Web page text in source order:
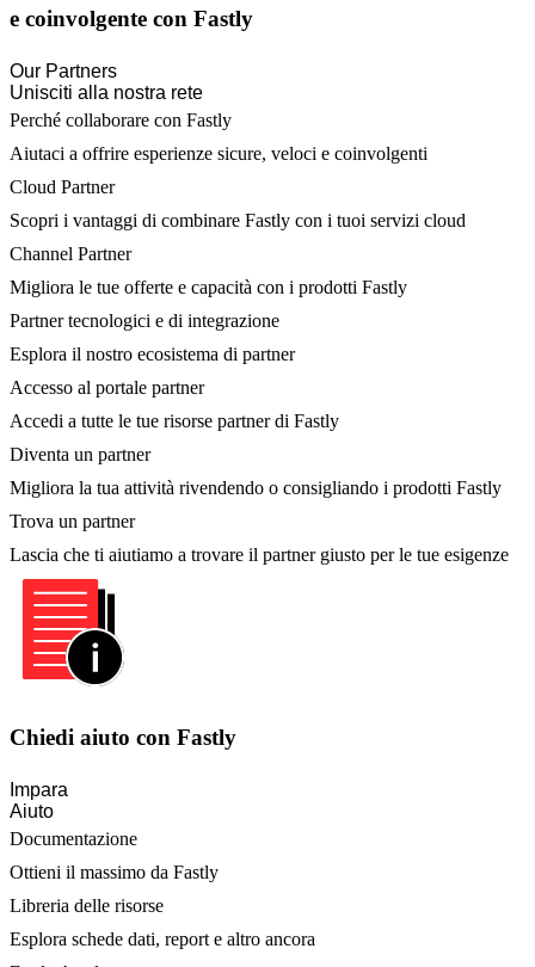
e coinvolgente con Fastly
Our Partners
Unisciti alla nostra rete
Perché collaborare con Fastly
Aiutaci a offrire esperienze sicure, veloci e coinvolgenti
Cloud Partner
Scopri i vantaggi di combinare Fastly con i tuoi servizi cloud
Channel Partner
Migliora le tue offerte e capacità con i prodotti Fastly
Partner tecnologici e di integrazione
Esplora il nostro ecosistema di partner
Accesso al portale partner
Accedi a tutte le tue risorse partner di Fastly
Diventa un partner
Migliora la tua attività rivendendo o consigliando i prodotti Fastly
Trova un partner
Lascia che ti aiutiamo a trovare il partner giusto per le tue esigenze
Chiedi aiuto con Fastly
Impara
Aiuto
Documentazione
Ottieni il massimo da Fastly
Libreria delle risorse
Esplora schede dati, report e altro ancora